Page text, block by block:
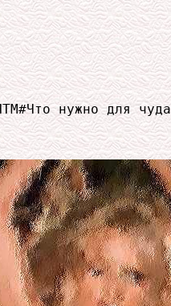
нужно для чуда